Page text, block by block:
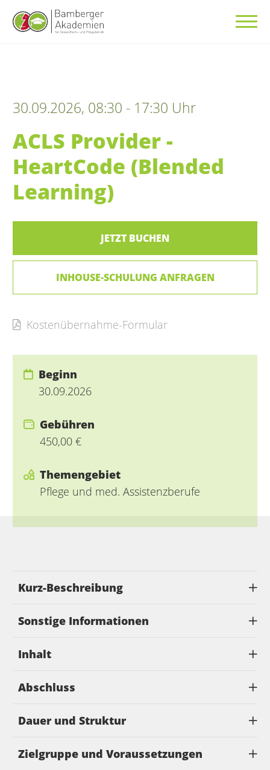
30.09.2026, 08:30 - 17:30 Uhr
ACLS Provider -
HeartCode (Blended
Learning)
JETZT BUCHEN
INHOUSE-SCHULUNG ANFRAGEN
Kostenübernahme-Formular
Beginn
30.09.2026
Gebühren
450,00 €
Themengebiet
Pflege und med. Assistenzberufe
Kurz-Beschreibung
Sonstige Informationen
Inhalt
Abschluss
Dauer und Struktur
Zielgruppe und Voraussetzungen